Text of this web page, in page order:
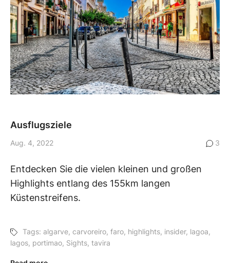
Ausflugsziele
Aug. 4, 2022 3
Entdecken Sie die vielen kleinen und großen
Highlights entlang des 155km langen
Küstenstreifens.
Tags: algarve, carvoreiro, faro, highlights, insider, lagoa,
lagos, portimao, Sights, tavira